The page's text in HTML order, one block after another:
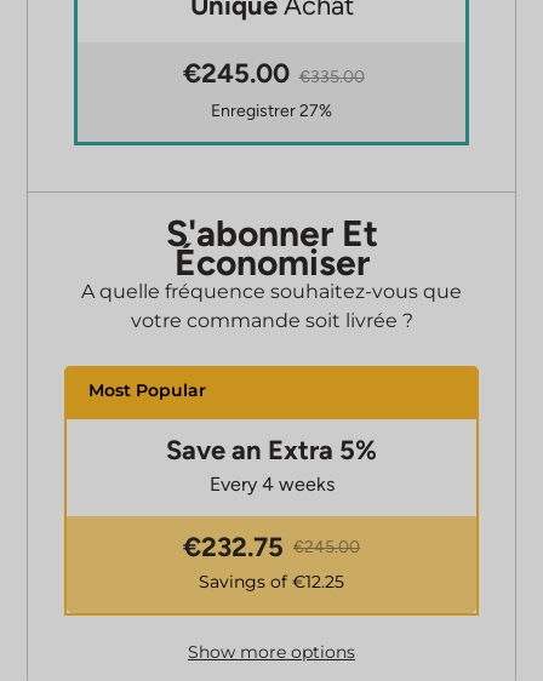
€245.00 €335.00
Enregistrer 27%
S'abonner Et
Économiser
A quelle fréquence souhaitez-vous que
votre commande soit livrée ?
Save an Extra 5%
Every 4 weeks
€232.75 €245.00
Savings of €12.25
Show more options